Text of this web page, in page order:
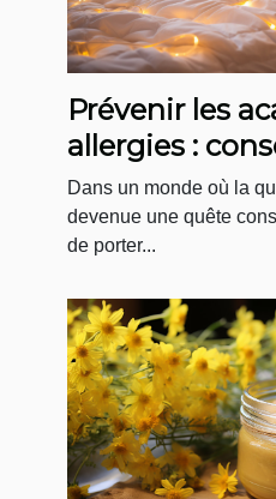
Prévenir les
allergies :
l'entretien
matelas
Dans un monde où la
devenue une quête
de porter...